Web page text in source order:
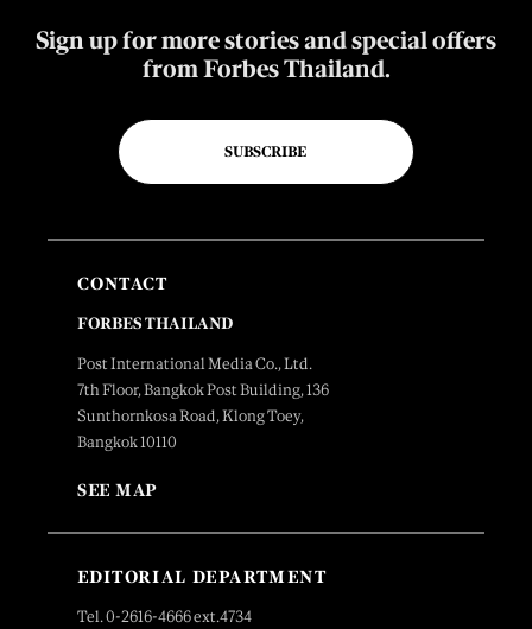
Sign up for more stories and special offers
from Forbes Thailand.
SUBSCRIBE
CONTACT
FORBES THAILAND
Post International Media Co., Ltd.
7th Floor, Bangkok Post Building, 136
Sunthornkosa Road, Klong Toey,
Bangkok 10110
SEE MAP
EDITORIAL DEPARTMENT
Tel. 0-2616-4666 ext.4734